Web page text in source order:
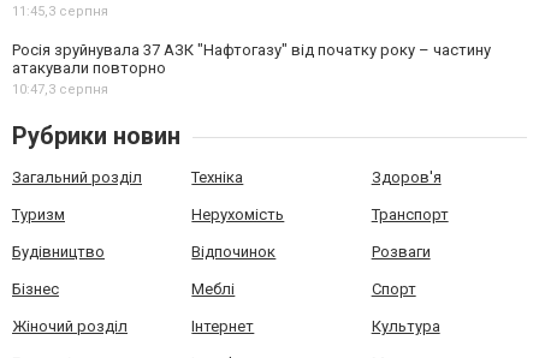
11:45,3 серпня
Росія зруйнувала 37 АЗК "Нафтогазу" від початку року – частину
атакували повторно
10:47,3 серпня
Рубрики новин
Загальний розділ Техніка Здоров'я
Туризм Нерухомість Транспорт
Будівництво Відпочинок Розваги
Бізнес Меблі Спорт
Жіночий розділ Інтернет Культура